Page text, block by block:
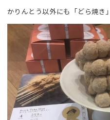
かりんとう以外にも「どら焼き